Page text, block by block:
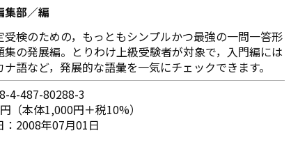
集部／編
受検のための，もっともシンプルかつ最強の一問一答形
集の発展編。とりわけ上級受験者が対象で，入門編には
語など，発展的な語彙を一気にチェックできます。
4-487-80288-3
（本体1,000円＋税10%）
：2008年07月01日